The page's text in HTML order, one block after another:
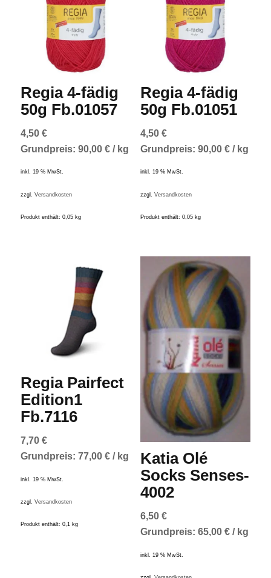
Regia 4-fädig
50g Fb.01057
4,50 €
Grundpreis: 90,00 €/ kg
inkl. 19 % MwSt.
zzgl. Versandkosten
Produkt enthält: 0,05 kg
Regia 4-fädig
50g Fb.01051
4,50 €
Grundpreis: 90,00 €/ kg
inkl. 19 % MwSt.
zzgl. Versandkosten
Produkt enthält: 0,05 kg
Regia Pairfect
Edition1
Fb.7116
7,70 €
Grundpreis: 77,00 €/ kg
inkl. 19 % MwSt.
zzgl. Versandkosten
Produkt enthält: 0,1 kg
Katia Olé
Socks Senses-
4002
6,50 €
Grundpreis: 65,00 €/ kg
inkl. 19 % MwSt.